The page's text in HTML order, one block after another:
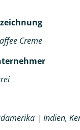
Creme
| Indien,